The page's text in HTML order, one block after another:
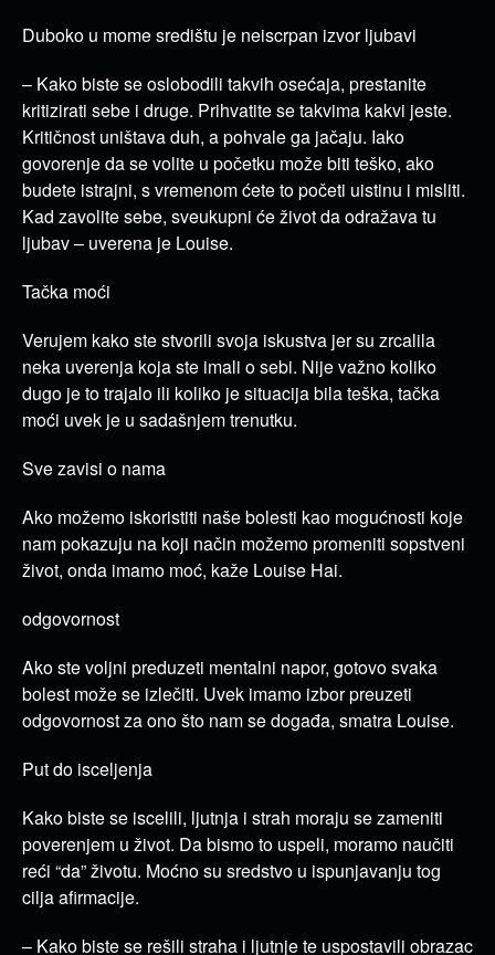
Duboko u mome središtu je neiscrpan izvor ljubavi
– Kako biste se oslobodili takvih osećaja, prestanite
kritizirati sebe i druge. Prihvatite se takvima kakvi jeste.
Kritičnost uništava duh, a pohvale ga jačaju. Iako
govorenje da se volite u početku može biti teško, ako
budete istrajni, s vremenom ćete to početi uistinu i misliti.
Kad zavolite sebe, sveukupni će život da odražava tu
ljubav – uverena je Louise.
Tačka moći
Verujem kako ste stvorili svoja iskustva jer su zrcalila
neka uverenja koja ste imali o sebi. Nije važno koliko
dugo je to trajalo ili koliko je situacija bila teška, tačka
moći uvek je u sadašnjem trenutku.
Sve zavisi o nama
Ako možemo iskoristiti naše bolesti kao mogućnosti koje
nam pokazuju na koji način možemo promeniti sopstveni
život, onda imamo moć, kaže Louise Hai.
odgovornost
Ako ste voljni preduzeti mentalni napor, gotovo svaka
bolest može se izlečiti. Uvek imamo izbor preuzeti
odgovornost za ono što nam se događa, smatra Louise.
Put do isceljenja
Kako biste se iscelili, ljutnja i strah moraju se zameniti
poverenjem u život. Da bismo to uspeli, moramo naučiti
reći “da” životu. Moćno su sredstvo u ispunjavanju tog
cilja afirmacije.
– Kako biste se rešili straha i ljutnje te uspostavili obrazac